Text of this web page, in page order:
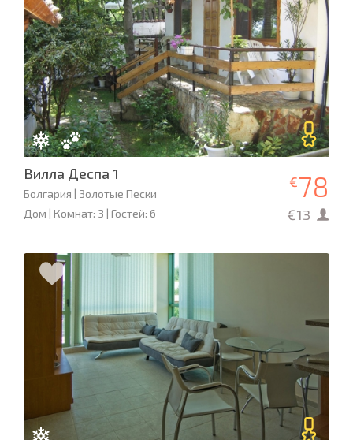
Вилла Деспа 1
Болгария | Золотые Пески
Дом | Комнат: 3 | Гостей: 6
€78
€13